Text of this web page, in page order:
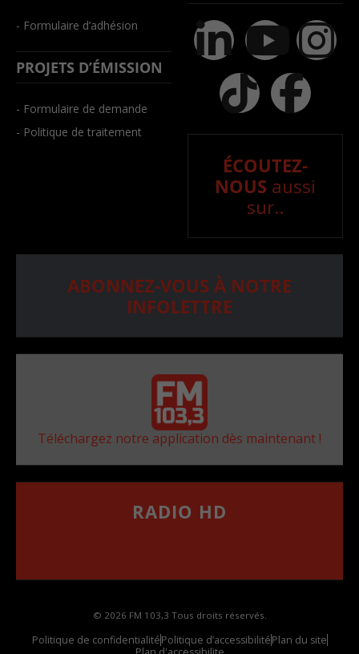
- Formulaire d’adhésion
PROJETS D’ÉMISSION
- Formulaire de demande
- Politique de traitement
ÉCOUTEZ-
NOUS aussi
sur..
ABONNEZ-VOUS À NOTRE
INFOLETTRE
Téléchargez notre application dès maintenant !
RADIO HD
© 2026 FM 103,3 Tous droits réservés.
Politique de confidentialitéPolitique d’accessibilitéPlan du site